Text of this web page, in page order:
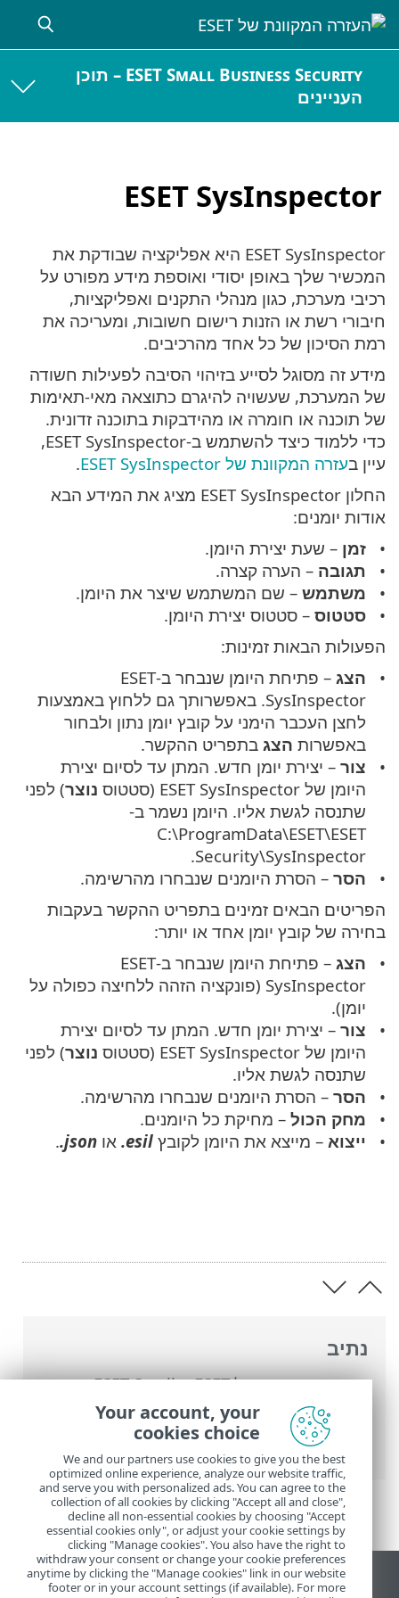
ESET Small Business Security – תוכן
העניינים
ESET SysInspector
נתיב
העזרה המקוונת של ESET >
ESET Small
Business Security
>
עבודה עם ESET Small
Business Security
>כלים
> ESET
SysInspector
ESET SysInspector היא אפליקציה שבודקת את
המכשיר שלך באופן יסודי ואוספת מידע מפורט על
רכיבי מערכת, כגון מנהלי התקנים ואפליקציות,
חיבורי רשת או הזנות רישום חשובות, ומעריכה את
רמת הסיכון של כל אחד מהרכיבים.
מידע זה מסוגל לסייע בזיהוי הסיבה לפעילות חשודה
של המערכת, שעשויה להיגרם כתוצאה מאי-תאימות
של תוכנה או חומרה או מהידבקות בתוכנה זדונית.
כדי ללמוד כיצד להשתמש ב-ESET SysInspector,
עיין בעזרה המקוונת של ESET SysInspector
.
החלון ESET SysInspector מציג את המידע הבא
אודות יומנים:
זמן – שעת יצירת היומן.
תגובה – הערה קצרה.
משתמש – שם המשתמש שיצר את היומן.
סטטוס – סטטוס יצירת היומן.
הפעולות הבאות זמינות:
הצג
– פתיחת היומן שנבחר ב-ESET
SysInspector. באפשרותך גם ללחוץ באמצעות
לחצן העכבר הימני על קובץ יומן נתון ולבחור
באפשרות הצג בתפריט ההקשר.
צור – יצירת יומן חדש. המתן עד לסיום יצירת
היומן של ESET SysInspector (סטטוס
נוצר) לפני
שתנסה לגשת אליו. היומן נשמר ב-
C:\ProgramData\ESET\ESET
Security\SysInspector.
הסר – הסרת היומנים שנבחרו מהרשימה.
הפריטים הבאים זמינים בתפריט ההקשר בעקבות
בחירה של קובץ יומן אחד או יותר:
הצג
– פתיחת היומן שנבחר ב-ESET
SysInspector (פונקציה הזהה ללחיצה כפולה על
יומן).
צור – יצירת יומן חדש. המתן עד לסיום יצירת
היומן של ESET SysInspector (סטטוס
נוצר) לפני
שתנסה לגשת אליו.
הסר – הסרת היומנים שנבחרו מהרשימה.
מחק הכול – מחיקת כל היומנים.
ייצוא – מייצא את היומן לקובץ‎.esil או‎.json
.
הצג את האתר למחשב
Your account, your
cookies choice
We and our partners use cookies to give you the best
optimized online experience, analyze our website traffic,
and serve you with personalized ads. You can agree to the
collection of all cookies by clicking "Accept all and close",
decline all non-essential cookies by choosing "Accept
essential cookies only", or adjust your cookie settings by
clicking "Manage cookies". You also have the right to
withdraw your consent or change your cookie preferences
anytime by clicking the "Manage cookies" link in our website
footer or in your account settings (if available). For more